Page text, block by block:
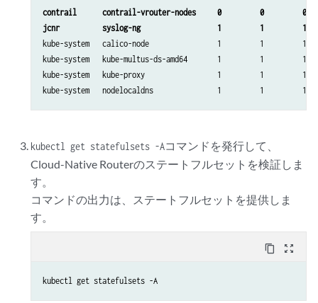
contrail      contrail-vrouter-nodes     0         0
jcnr          syslog-ng                  1         1         1
kube-system   calico-node                1         1         1
kube-system   kube-multus-ds-amd64       1         1
kube-system   kube-proxy                 1         1         1
kubectl get statefulsets -Aコマンドを発行して、
Cloud-Native Routerのステートフルセットを検証しま
す。
コマンドの出力は、ステートフルセットを提供しま
す。
content_copy zoom_out_map
kubectl get statefulsets -A